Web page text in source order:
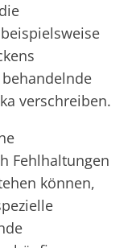
verschreiben.
Fehlhaltungen
können,